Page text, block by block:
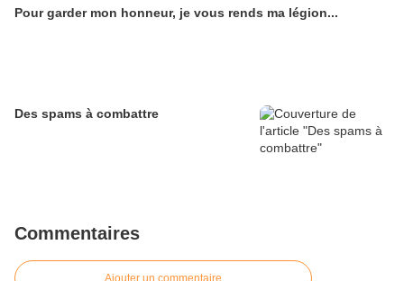
Pour garder mon honneur, je vous rends ma légion...
Des spams à combattre
Commentaires
Ajouter un commentaire